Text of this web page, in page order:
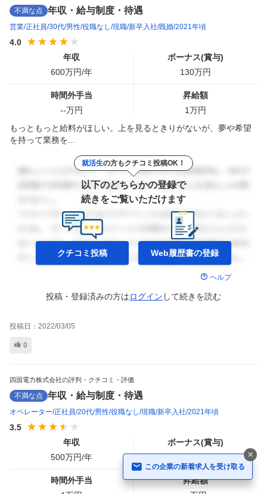
不満な点 年収・給与制度・待遇
営業 正社員 30代 男性 役職なし 現職 新卒入社 既婚 2021年頃
4.0
年収
600万円/年
ボーナス(賞与)
130万円
時間外手当
--万円
昇給額
1万円
もっともっと給料がほしい。上を見るときりがないが、夢や希望
を持って業務を...
就活生の方もクチコミ投稿OK！
以下のどちらかの登録で
続きをご覧いただけます
クチコミ投稿 Web履歴書の登録
ヘルプ
投稿・登録済みの方はログイン して続きを読む
投稿日： 2022/03/05
0
四国電力株式会社の評判・クチコミ・評価
不満な点 年収・給与制度・待遇
オペレーター 正社員 20代 男性 役職なし 現職 新卒入社 2021年頃
3.5
年収
500万円/年
ボーナス(賞与)
100万円
時間外手当
昇給額
この企業の新着求人を受け取る